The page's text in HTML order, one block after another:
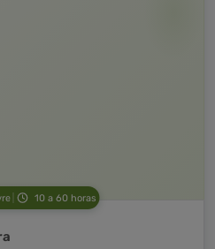
10 a 60 horas